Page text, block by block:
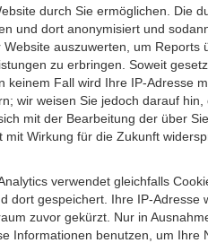
durch Sie ermöglichen. Die
und dort anonymisiert und
auszuwerten, um
zu erbringen. Soweit
Fall wird Ihre IP-Adresse
wir weisen Sie jedoch darauf
mit der Bearbeitung der über
Wirkung für die Zukunft
verwendet gleichfalls
gespeichert. Ihre IP-
zuvor gekürzt. Nur in
Informationen benutzen, um